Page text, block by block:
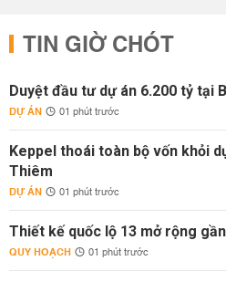
TIN GIỜ CHÓT
Duyệt đầu tư dự án 6.200 tỷ tại
DỰ ÁN 01 phút trước
Keppel thoái toàn bộ vốn khỏi
Thiêm
DỰ ÁN 01 phút trước
Thiết kế quốc lộ 13 mở rộng
QUY HOẠCH 01 phút trước